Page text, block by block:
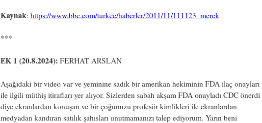
Kaynak: https://www.bbc.com/turkce/haberler/2011/11/111123_merck
***
EK 1 (20.8.2024): FERHAT ARSLAN
Aşağıdaki bir video var ve yeminine sadık bir amerikan hekiminin FDA ilaç onayları
ile ilgili müthiş itirafları yer alıyor. Sizlerden sabah akşam FDA onayladı CDC önerdi
diye ekranlardan konuşan ve bir çoğunuzu profesör kimlikleri ile ekranlardan
medyadan kandıran satılık şahısları unutmamanızı talep ediyorum. Yarın beni